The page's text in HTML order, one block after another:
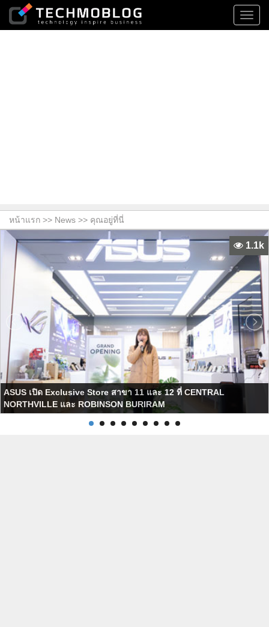
หน้าแรก >> News >> คุณอยู่ที่นี่
ASUS เปิด Exclusive Store สาขา 11 และ 12 ที่ CENTRAL
NORTHVILLE และ ROBINSON BURIRAM
1.1k